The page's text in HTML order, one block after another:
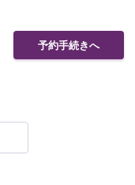
予約手続きへ